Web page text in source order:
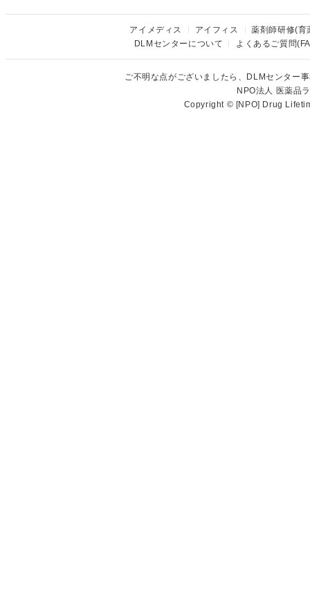
アイメディス アイフィス
薬剤師研修(育
DLMセンターについて
よくあるご質問
ご不明な点がございましたら、DLMセンター
NPO法人 医薬品
Copyright © [NPO] Drug